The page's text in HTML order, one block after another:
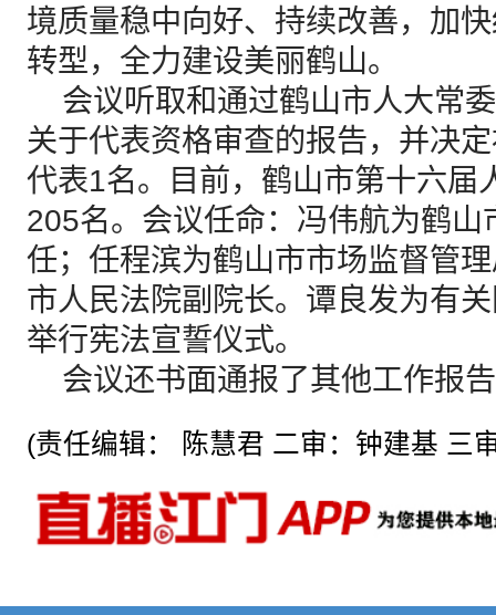
境质量稳中向好、持续改善，加
转型，全力建设美丽鹤山。
会议听取和通过鹤山市人大常
关于代表资格审查的报告，并决
代表1名。目前，鹤山市第十六届
205名。会议任命：冯伟航为鹤
任；任程滨为鹤山市市场监督管
市人民法院副院长。谭良发为有
举行宪法宣誓仪式。
会议还书面通报了其他工作报
(责任编辑： 陈慧君 二审：钟建基 三